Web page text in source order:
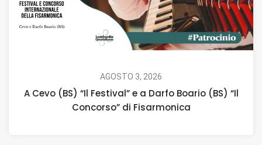
AGOSTO 3, 2026
A Cevo (BS) “Il Festival” e a Darfo Boario (BS) “Il
Concorso” di Fisarmonica